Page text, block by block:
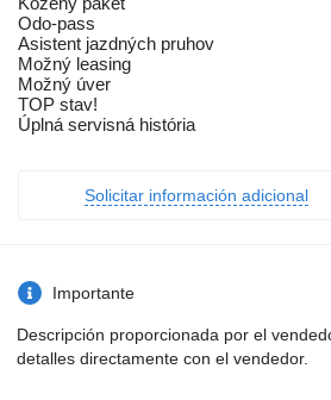
Odo-pass
Asistent jazdných pruhov
Možný leasing
Možný úver
TOP stav!
Úplná servisná história
Solicitar información adicional
Importante
Descripción proporcionada por el
detalles directamente con el vendedor.